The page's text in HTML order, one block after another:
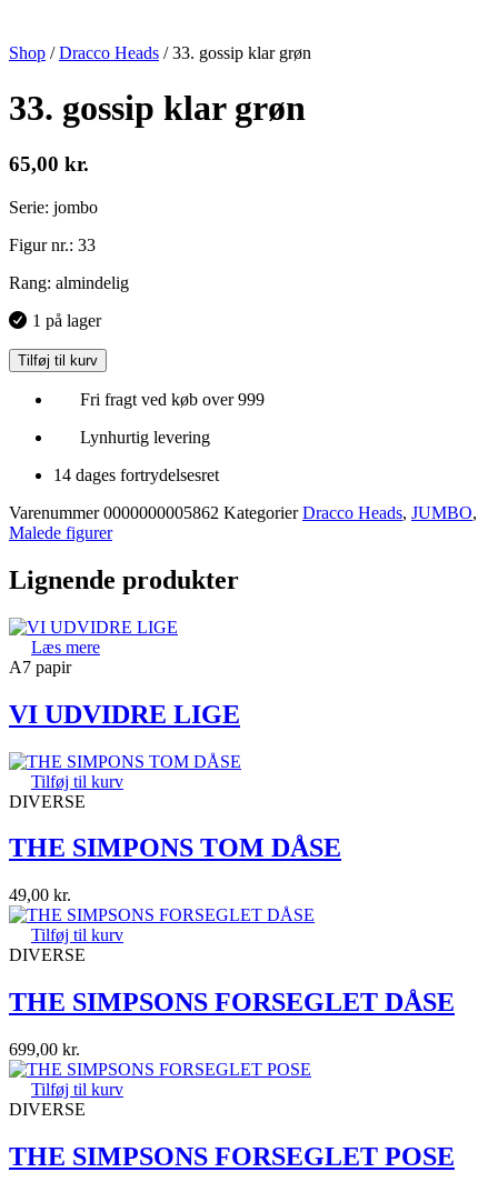
Shop /Dracco Heads /33. gossip klar grøn
33. gossip klar grøn
65,00 kr.
Serie: jombo
Figur nr.: 33
Rang: almindelig
1 på lager
Tilføj til kurv
Fri fragt ved køb over 999
Lynhurtig levering
14 dages fortrydelsesret
Varenummer0000000005862 Kategorier Dracco Heads, JUMBO,
Malede figurer
Lignende produkter
Læs mere
A7 papir
VI UDVIDRE LIGE
Tilføj til kurv
DIVERSE
THE SIMPONS TOM DÅSE
49,00 kr.
Tilføj til kurv
DIVERSE
THE SIMPSONS FORSEGLET DÅSE
699,00 kr.
Tilføj til kurv
DIVERSE
THE SIMPSONS FORSEGLET POSE